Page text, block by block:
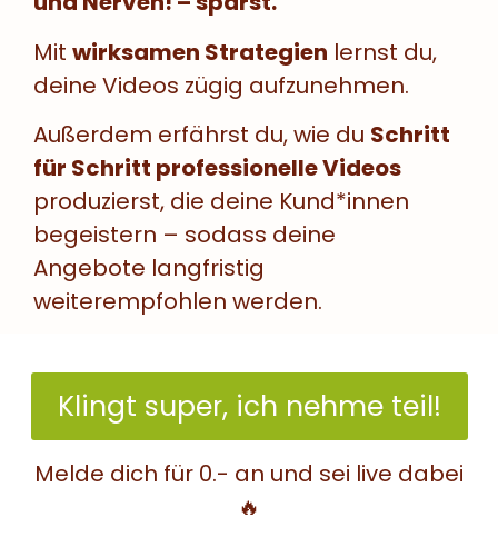
Mit wirksamen Strategien lernst du,
deine Videos zügig aufzunehmen.
Außerdem erfährst du, wie du Schritt
für Schritt professionelle Videos
produzierst, die deine Kund*innen
begeistern – sodass deine
Angebote langfristig
weiterempfohlen werden.
Klingt super, ich nehme teil!
Melde dich für 0.- an und sei live dabei
🔥